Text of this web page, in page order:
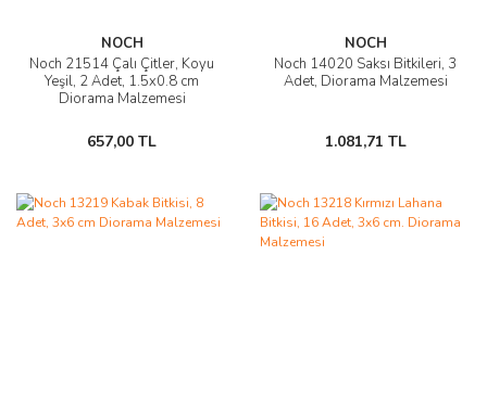
NOCH
Noch 21514 Çalı Çitler, Koyu
Yeşil, 2 Adet, 1.5x0.8 cm
Diorama Malzemesi
657,00 TL
NOCH
Noch 14020 Saksı Bitkileri, 3
Adet, Diorama Malzemesi
1.081,71 TL